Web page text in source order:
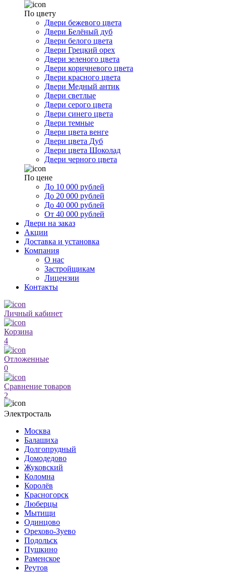
По цвету
Двери бежевого цвета
Двери Белёный дуб
Двери белого цвета
Двери Грецкий орех
Двери зеленого цвета
Двери коричневого цвета
Двери красного цвета
Двери Медный антик
Двери светлые
Двери серого цвета
Двери синего цвета
Двери темные
Двери цвета венге
Двери цвета Дуб
Двери цвета Шоколад
Двери черного цвета
По цене
До 10 000 рублей
До 20 000 рублей
До 40 000 рублей
От 40 000 рублей
Двери на заказ
Акции
Доставка и установка
Компания
О нас
Застройщикам
Лицензии
Контакты
Личный кабинет
Корзина
4
Отложенные
0
Сравнение товаров
2
Электросталь
Москва
Балашиха
Долгопрудный
Домодедово
Жуковский
Коломна
Королёв
Красногорск
Люберцы
Мытищи
Одинцово
Орехово-Зуево
Подольск
Пушкино
Раменское
Реутов